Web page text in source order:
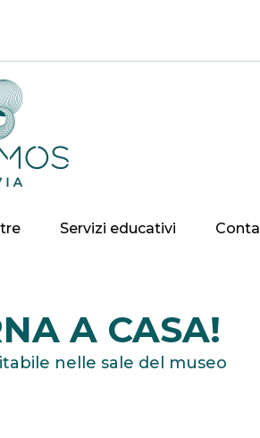
Servizi educativi
A CASA!
nelle sale del museo